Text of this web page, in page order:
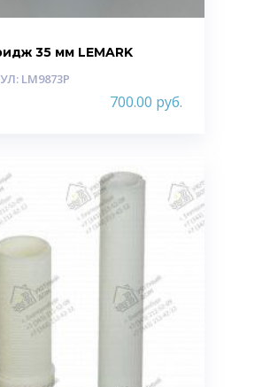
35 мм LEMARK
LM9873P
700.00 руб.